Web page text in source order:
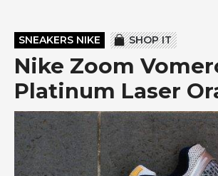
SNEAKERS NIKE SHOP IT
Nike Zoom
Platinum Laser